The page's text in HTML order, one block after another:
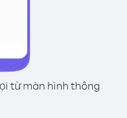
từ màn hình thông